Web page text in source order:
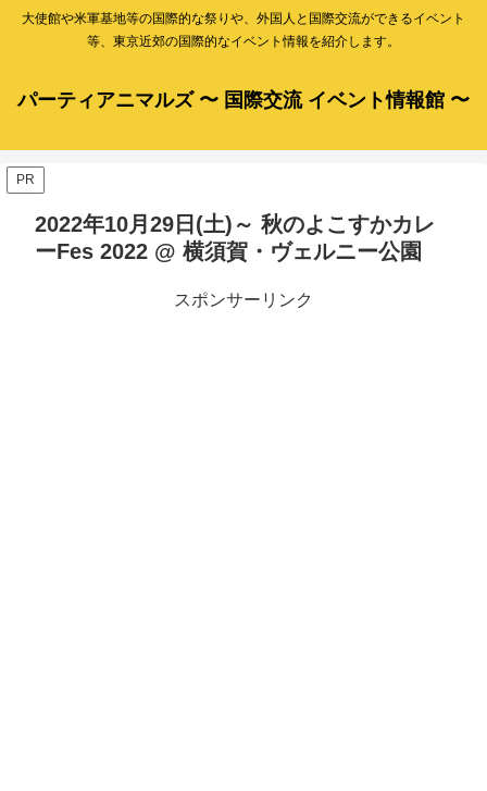
大使館や米軍基地等の国際的な祭りや、外国人と国際交流ができるイベント
等、東京近郊の国際的なイベント情報を紹介します。
パーティアニマルズ 〜 国際交流 イベント情報館 〜
PR
2022年10月29日(土)～ 秋のよこすかカレ
ーFes 2022 @ 横須賀・ヴェルニー公園
スポンサーリンク